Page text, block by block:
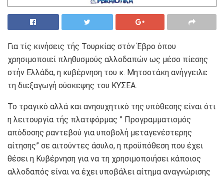
Για τίς κινήσεις τής Τουρκίας στόν Έβρο όπου
χρησιμοποιεί πληθυσμούς αλλοδαπών ως μέσο πίεσης
στήν Ελλάδα, η κυβέρνηση του κ. Μητσοτάκη ανήγγειλε
τη διεξαγωγή σύσκεψης του ΚΥΣΕΑ.
Το τραγικό αλλά και ανησυχητικό της υπόθεσης είναι ότι
η λειτουργία τής πλατφόρμας ” Προγραμματισμός
απόδοσης ραντεβού για υποβολή μεταγενέστερης
αίτησης” σε αιτούντες άσυλο, η προϋπόθεση που έχει
θέσει η Κυβέρνηση για να τη χρησιμοποιήσει κάποιος
αλλοδαπός είναι να έχει υποβάλει αίτημα αναγνώρισης